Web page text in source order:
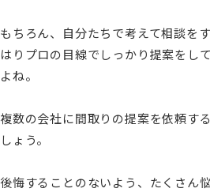
もちろん、自分たちで考えて相談を
はりプロの目線でしっかり提案をし
よね。
複数の会社に間取りの提案を依頼す
しょう。
後悔することのないよう、たくさん